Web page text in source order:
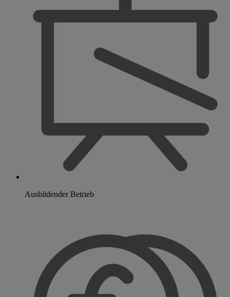
Ausbildender Betrieb